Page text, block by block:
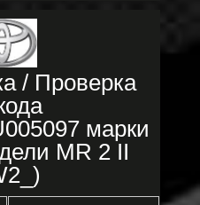
/ Проверка
марки
MR 2 II